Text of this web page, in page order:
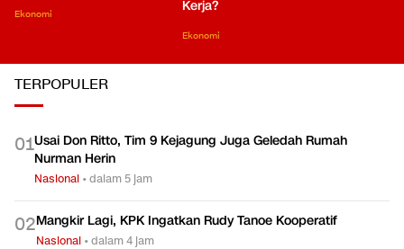
Ekonomi
Kerja?
Ekonomi
TERPOPULER
01Usai Don Ritto, Tim 9 Kejagung Juga Geledah Rumah
Nurman Herin
Nasional •dalam 5 jam
02Mangkir Lagi, KPK Ingatkan Rudy Tanoe Kooperatif
Nasional •dalam 4 jam